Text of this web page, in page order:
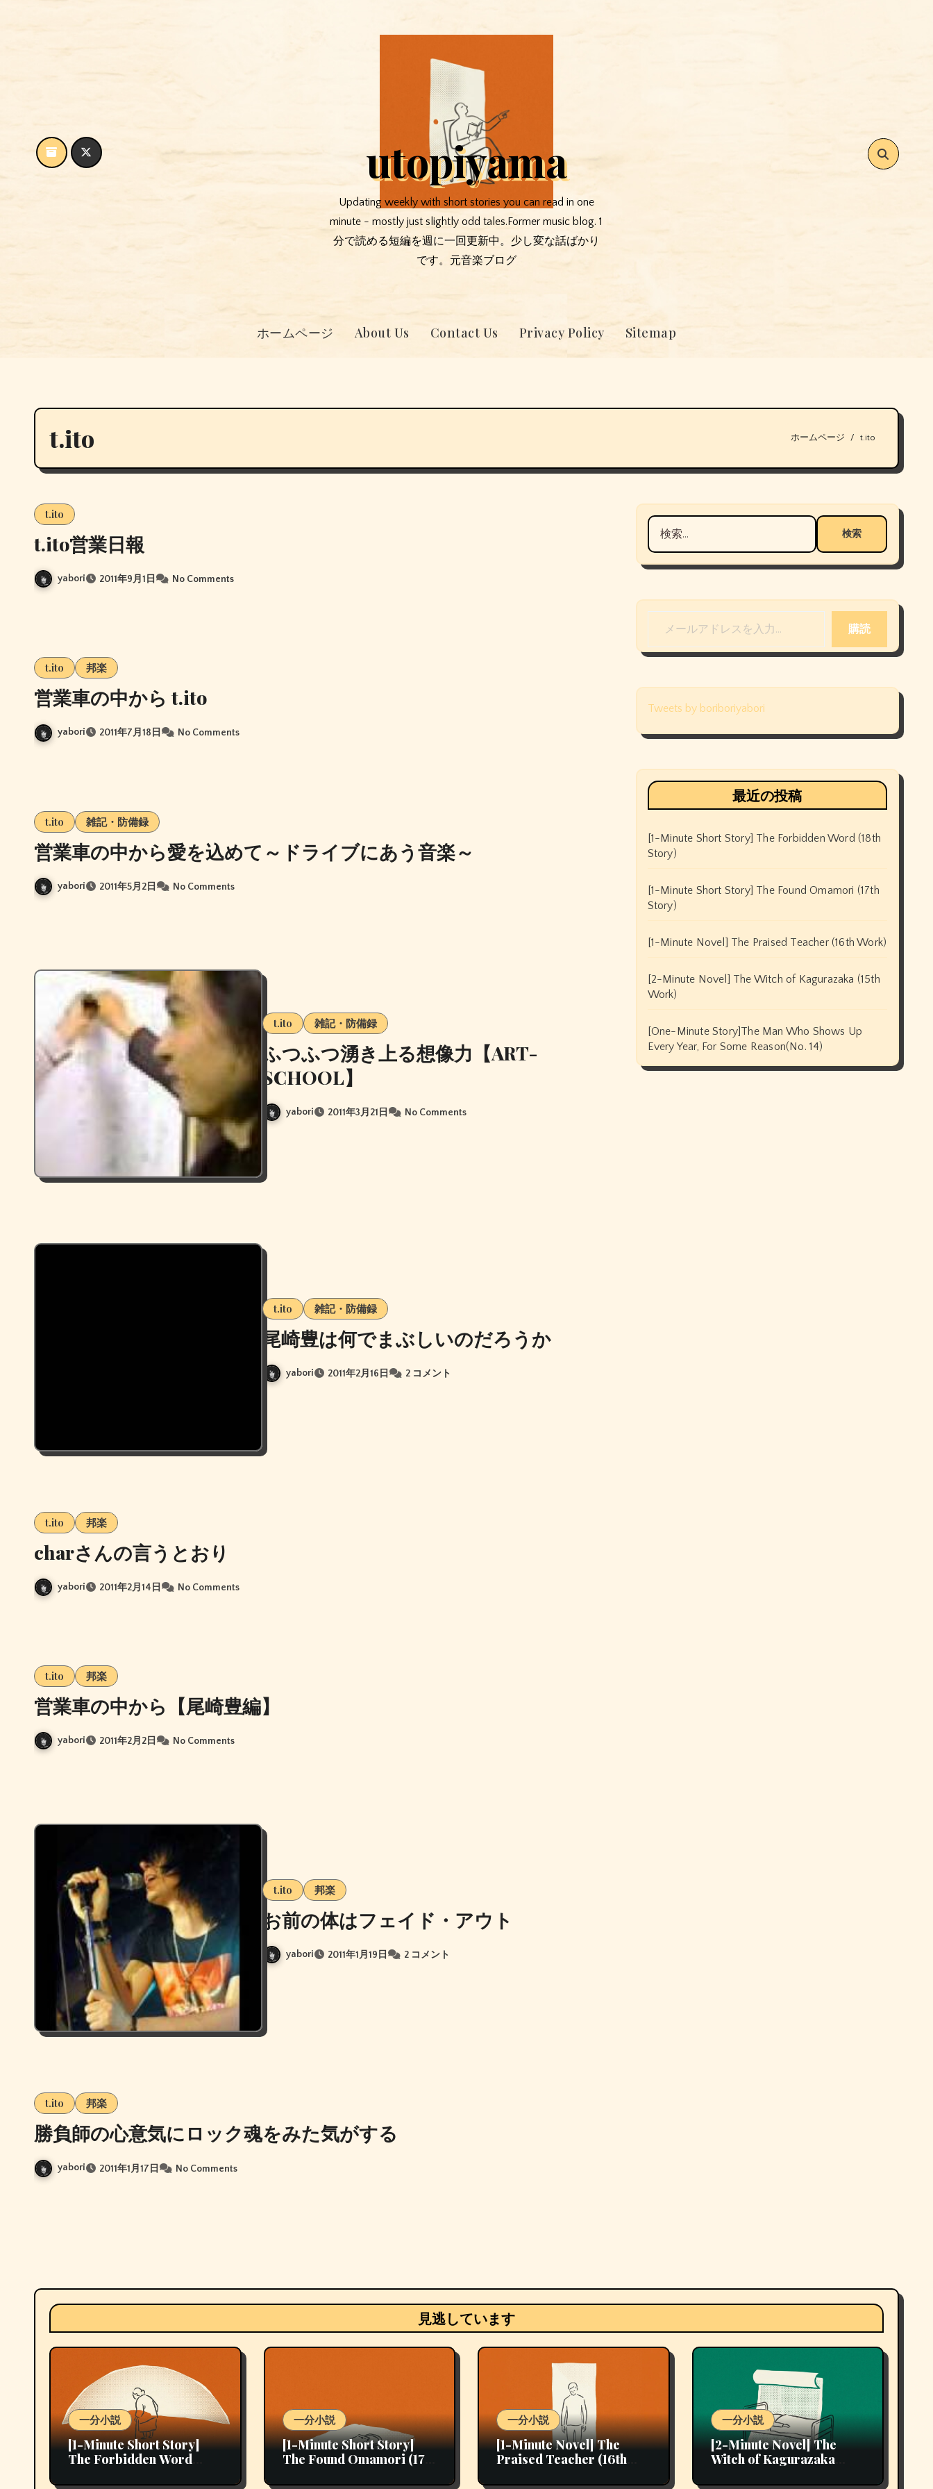
utopiyama
Updating weekly with short stories you can read in one
minute - mostly just slightly odd tales.Former music blog. 1
分で読める短編を週に一回更新中。少し変な話ばかり
です。元音楽ブログ
ホームページ About Us Contact Us Privacy Policy Sitemap
t.ito ホームページ t.ito
t.ito
t.ito営業日報
yabori 2011年9月1日 No Comments
t.ito 邦楽
営業車の中から t.ito
yabori 2011年7月18日 No Comments
t.ito 雑記・防備録
営業車の中から愛を込めて～ドライブにあう音楽～
yabori 2011年5月2日 No Comments
t.ito 雑記・防備録
ふつふつ湧き上る想像力【ART-
SCHOOL】
yabori 2011年3月21日 No Comments
t.ito 雑記・防備録
尾崎豊は何でまぶしいのだろうか
yabori 2011年2月16日 2 コメント
t.ito 邦楽
charさんの言うとおり
yabori 2011年2月14日 No Comments
t.ito 邦楽
営業車の中から【尾崎豊編】
yabori 2011年2月2日 No Comments
t.ito 邦楽
お前の体はフェイド・アウト
yabori 2011年1月19日 2 コメント
t.ito 邦楽
勝負師の心意気にロック魂をみた気がする
yabori 2011年1月17日 No Comments
検
索:
メールアドレスを入力...
購読
Tweets by boriboriyabori
最近の投稿
[1-Minute Short Story] The Forbidden Word (18th
Story)
[1-Minute Short Story] The Found Omamori (17th
Story)
[1-Minute Novel] The Praised Teacher (16th Work)
[2-Minute Novel] The Witch of Kagurazaka (15th
Work)
[One-Minute Story]The Man Who Shows Up
Every Year, For Some Reason(No. 14)
見逃しています
一分小説
[1-Minute Short Story]
The Forbidden Word
一分小説
[1-Minute Short Story]
The Found Omamori (17th
一分小説
[1-Minute Novel] The
Praised Teacher (16th
一分小説
[2-Minute Novel] The
Witch of Kagurazaka